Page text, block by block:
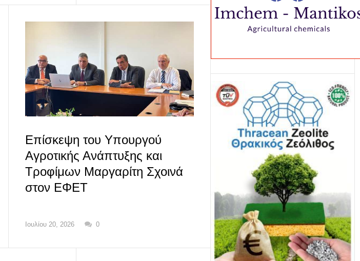
Επίσκεψη του Υπουργού
Αγροτικής Ανάπτυξης και
Τροφίμων Μαργαρίτη Σχοινά
στον ΕΦΕΤ
Ιουλίου 20, 2026 0